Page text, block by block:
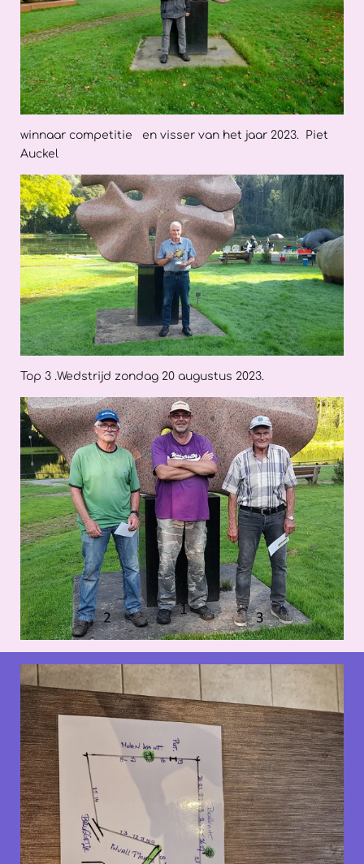
winnaar competitie en visser van het jaar 2023. Piet
Auckel
Top 3 .Wedstrijd zondag 20 augustus 2023.